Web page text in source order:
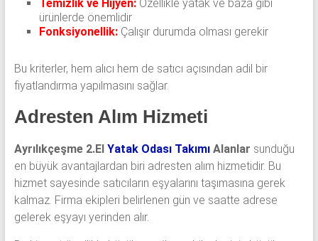
Temizlik ve Hijyen:Özellikle yatak ve baza gibi
ürünlerde önemlidir
Fonksiyonellik:Çalışır durumda olması gerekir
Bu kriterler, hem alıcı hem de satıcı açısından adil bir
fiyatlandırma yapılmasını sağlar.
Adresten Alım Hizmeti
Ayrılıkçeşme 2.El Yatak Odası TakımıAlanlar sunduğu
en büyük avantajlardan biri adresten alım hizmetidir. Bu
hizmet sayesinde satıcıların eşyalarını taşımasına gerek
kalmaz. Firma ekipleri belirlenen gün ve saatte adrese
gelerek eşyayı yerinden alır.